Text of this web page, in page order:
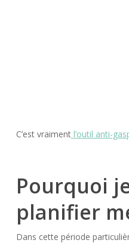
C’est vraimentl’outil anti-
Pourquoi
planifier
Dans cette période